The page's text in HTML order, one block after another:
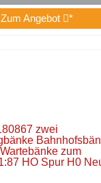
Zum Angebot *